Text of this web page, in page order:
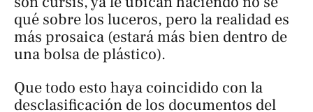
qué sobre los luceros, pero la realidad es
más prosaica (estará más bien dentro de
una bolsa de plástico).
Que todo esto haya coincidido con la
desclasificación de los documentos del